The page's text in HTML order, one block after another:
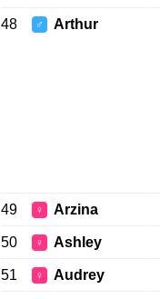
48 ♂ Arthur
49 ♀ Arzina
50 ♀ Ashley
51 ♀ Audrey